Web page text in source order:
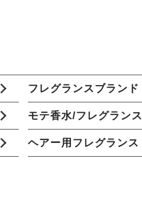
フレグランスブランド
モテ香水/フレグランス
ヘアー用フレグランス